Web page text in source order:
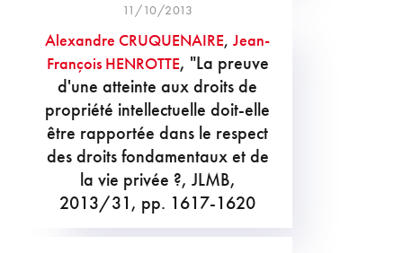
11/10/2013
Alexandre CRUQUENAIRE, Jean-
François HENROTTE, "La preuve
d'une atteinte aux droits de
propriété intellectuelle doit-elle
être rapportée dans le respect
des droits fondamentaux et de
la vie privée ?, JLMB,
2013/31, pp. 1617-1620